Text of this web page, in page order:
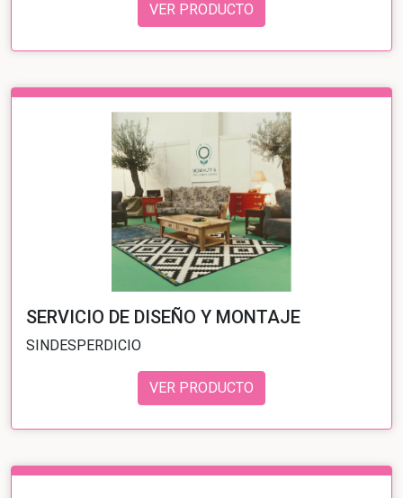
VER PRODUCTO
SERVICIO DE DISEÑO Y MONTAJE
SINDESPERDICIO
VER PRODUCTO